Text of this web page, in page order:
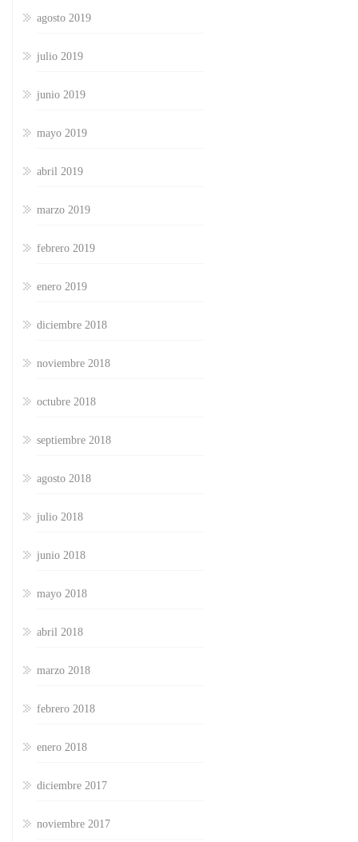
agosto 2019
julio 2019
junio 2019
mayo 2019
abril 2019
marzo 2019
febrero 2019
enero 2019
diciembre 2018
noviembre 2018
octubre 2018
septiembre 2018
agosto 2018
julio 2018
junio 2018
mayo 2018
abril 2018
marzo 2018
febrero 2018
enero 2018
diciembre 2017
noviembre 2017